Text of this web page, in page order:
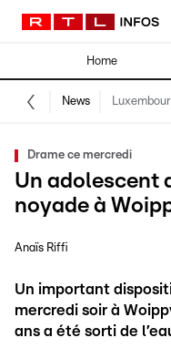
Home
News
Drame ce mercredi
Un adolescent
noyade à
Anaïs Riffi
Un important
mercredi soir à
ans a été sorti de